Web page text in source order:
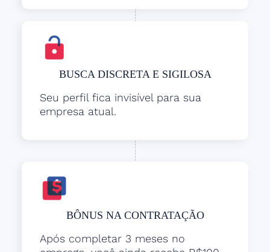
BUSCA DISCRETA E SIGILOSA
Seu perfil fica invisível para sua
empresa atual.
BÔNUS NA CONTRATAÇÃO
Após completar 3 meses no